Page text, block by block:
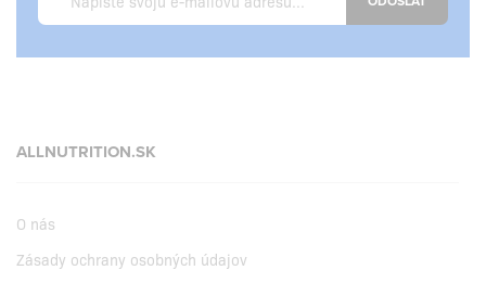
ALLNUTRITION.SK
O nás
Zásady ochrany osobných údajov